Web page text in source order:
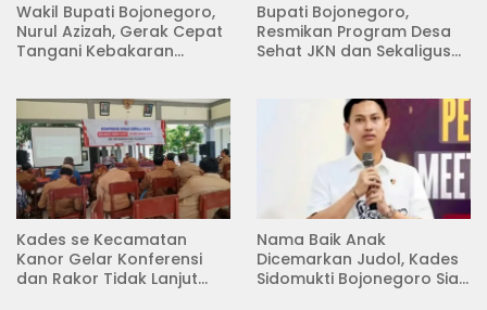
Wakil Bupati Bojonegoro,
Nurul Azizah, Gerak Cepat
Tangani Kebakaran
Bupati Bojonegoro,
Resmikan Program Desa
Sehat JKN dan Sekaligus
Kades se Kecamatan
Kanor Gelar Konferensi
dan Rakor Tidak Lanjut
Nama Baik Anak
Dicemarkan Judol, Kades
Sidomukti Bojonegoro Siap